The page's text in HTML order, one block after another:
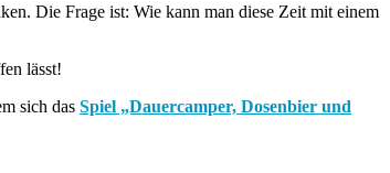
Die Frage ist: Wie kann man diese Zeit mit einem
lässt!
sich das Spiel „Dauercamper, Dosenbier und